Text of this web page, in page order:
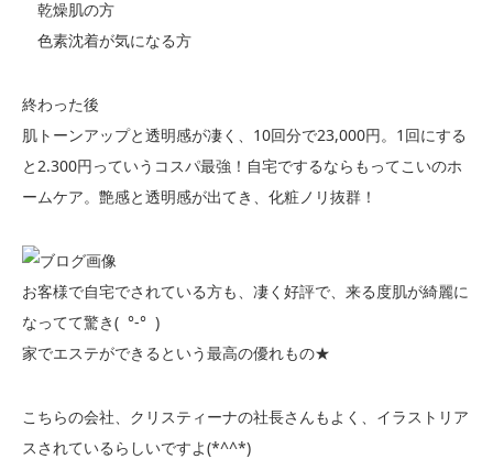
乾燥肌の方
色素沈着が気になる方
終わった後
肌トーンアップと透明感が凄く、10回分で23,000円。1回にする
と2.300円っていうコスパ最強！自宅でするならもってこいのホ
ームケア。艶感と透明感が出てき、化粧ノリ抜群！
お客様で自宅でされている方も、凄く好評で、来る度肌が綺麗に
なってて驚き( °-° )
家でエステができるという最高の優れもの★
こちらの会社、クリスティーナの社長さんもよく、イラストリア
スされているらしいですよ(*^^*)